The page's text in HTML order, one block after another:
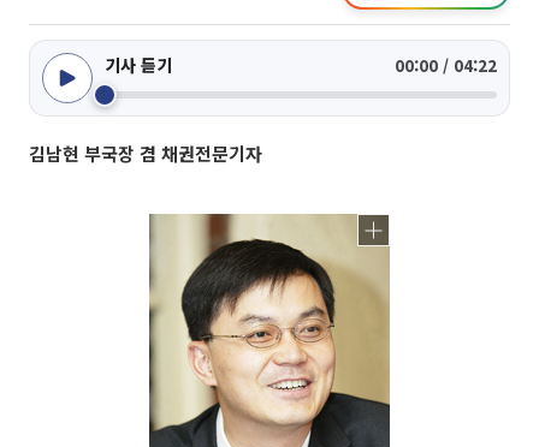
기사 듣기 00:00 / 04:22
김남현 부국장 겸 채권전문기자